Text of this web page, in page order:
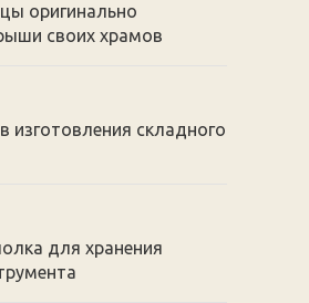
оригинально
своих храмов
изготовления складного
для хранения